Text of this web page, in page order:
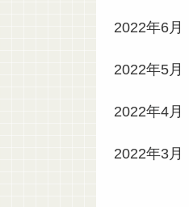
2022年6月
2022年5月
2022年4月
2022年3月